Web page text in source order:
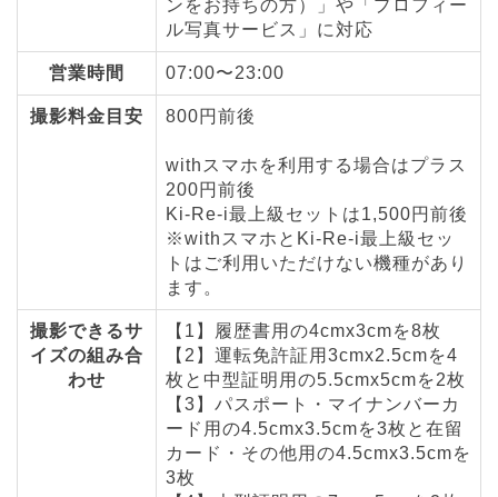
ンをお持ちの方）」や「プロフィー
ル写真サービス」に対応
営業時間 07:00〜23:00
撮影料金目安 800円前後
withスマホを利用する場合はプラス
200円前後
Ki-Re-i最上級セットは1,500円前後
※withスマホとKi-Re-i最上級セッ
トはご利用いただけない機種があり
ます。
撮影できるサ
イズの組み合
わせ
【1】履歴書用の4cmx3cmを8枚
【2】運転免許証用3cmx2.5cmを4
枚と中型証明用の5.5cmx5cmを2枚
【3】パスポート・マイナンバーカ
ード用の4.5cmx3.5cmを3枚と在留
カード・その他用の4.5cmx3.5cmを
3枚